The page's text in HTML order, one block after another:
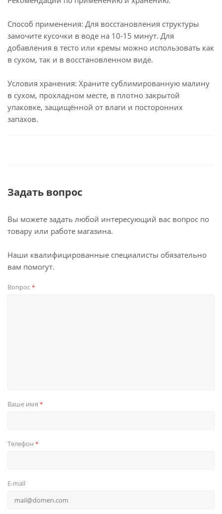
Способ применения: Для восстановления структуры
замочите кусочки в воде на 10-15 минут. Для
добавления в тесто или кремы можно использовать как
в сухом, так и в восстановленном виде.
Условия хранения: Храните сублимированную малину
в сухом, прохладном месте, в плотно закрытой
упаковке, защищённой от влаги и посторонних
запахов.
Задать вопрос
Вы можете задать любой интересующий вас вопрос по
товару или работе магазина.
Наши квалифицированные специалисты обязательно
вам помогут.
Вопрос*
Ваше имя *
Телефон *
E-mail